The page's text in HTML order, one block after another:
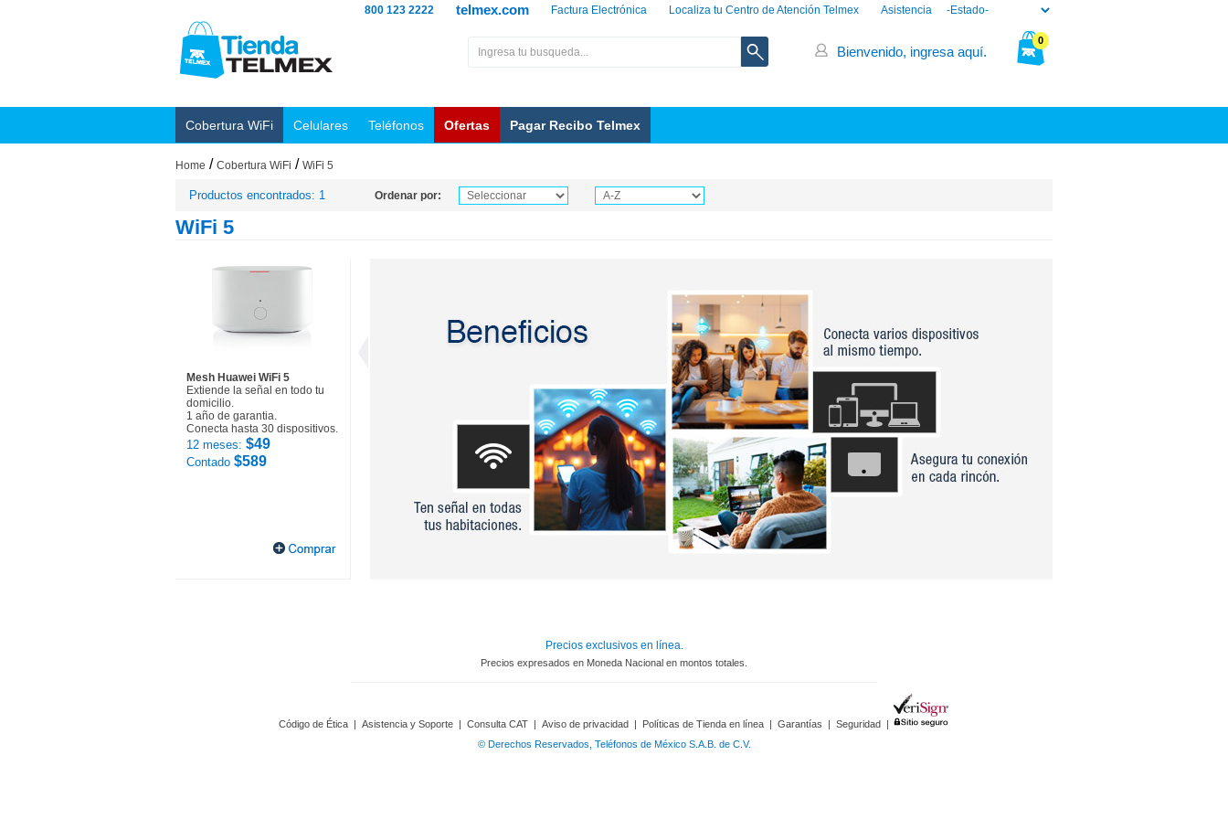
Asistencia
Localiza tu Centro de Atención Telmex
Factura Electrónica
telmex.com
800 123 2222
0
Bienvenido, ingresa aquí.
Cobertura WiFi Celulares Teléfonos Ofertas Pagar Recibo Telmex
Home / Cobertura WiFi / WiFi 5
Productos encontrados: 1 Ordenar por:
WiFi 5
Mesh Huawei WiFi 5
Extiende la señal en todo tu
domicilio.
1 año de garantia.
Conecta hasta 30 dispositivos.
12 meses: $49
Contado $589
Precios exclusivos en línea.
Precios expresados en Moneda Nacional en montos totales.
Código de Ética | Asistencia y Soporte | Consulta CAT | Aviso de privacidad | Políticas de Tienda en línea | Garantías | Seguridad |
© Derechos Reservados, Teléfonos de México S.A.B. de C.V.